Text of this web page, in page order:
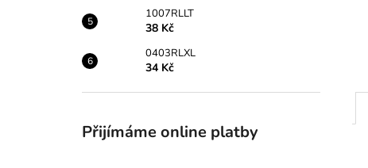
1007RLLT
38 Kč
0403RLXL
34 Kč
Přijímáme online platby